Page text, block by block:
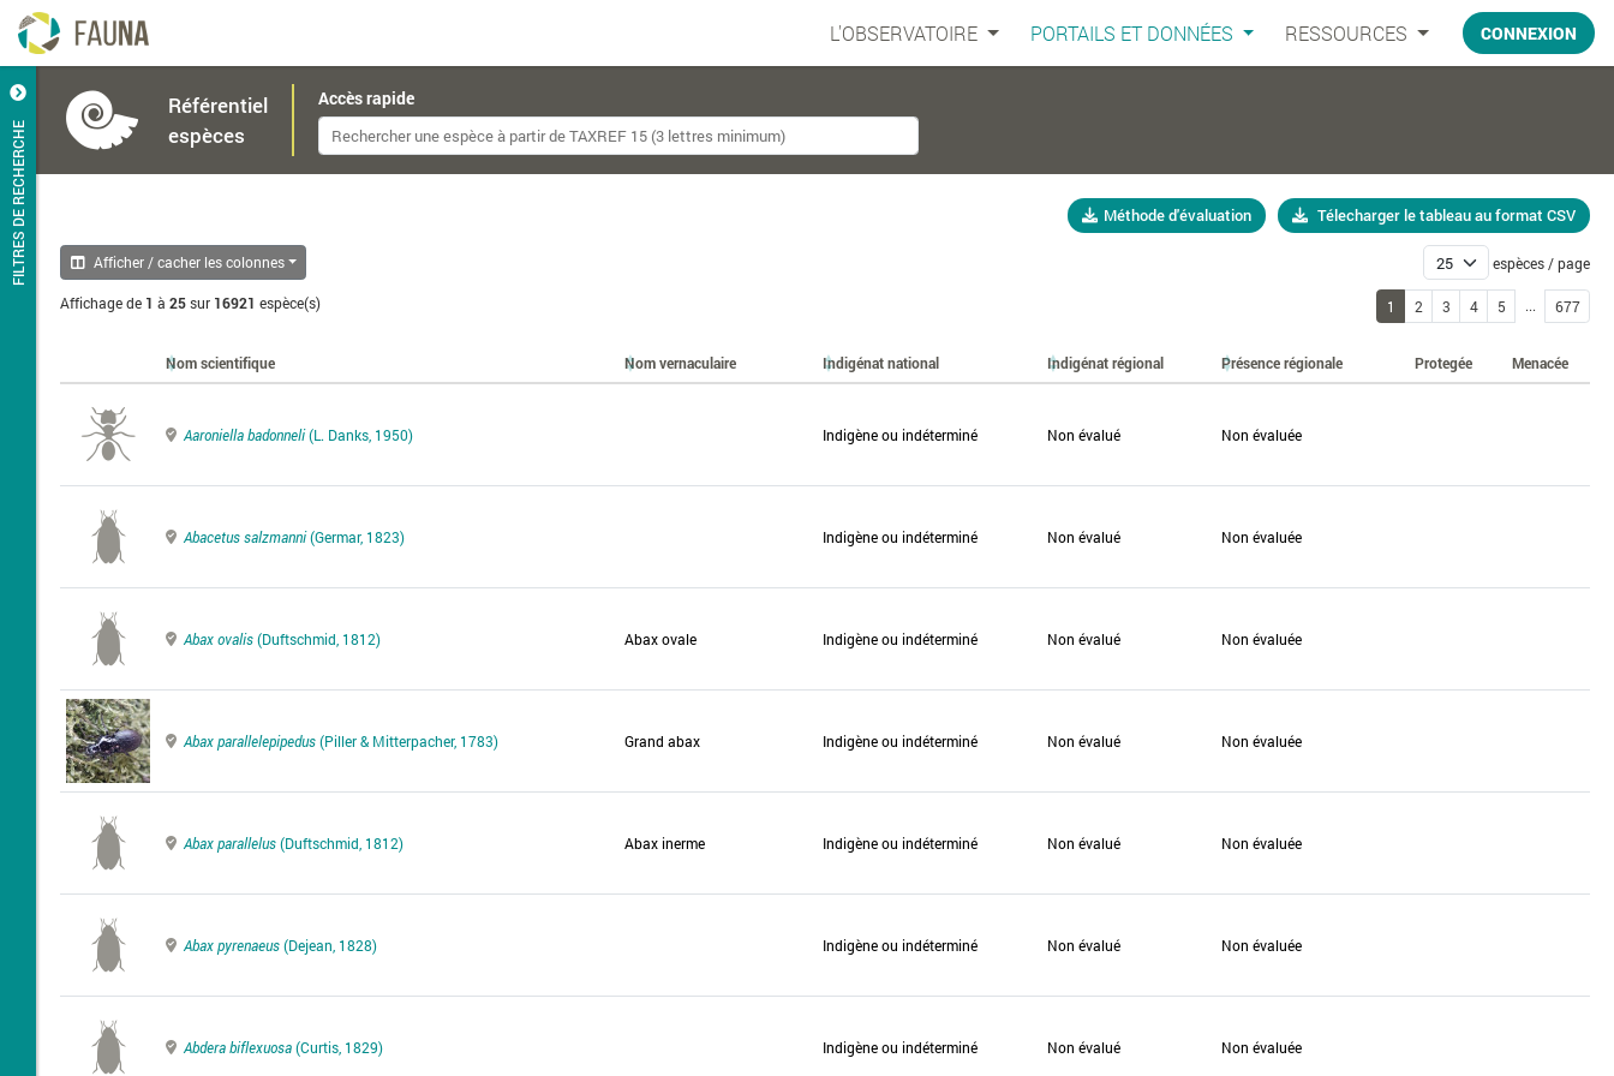
L'OBSERVATOIRE PORTAILS ET DONNÉES RESSOURCES CONNEXION
FILTRES DE RECHERCHE
Référentiel
espèces
Accès rapide
Méthode d'évaluation Télecharger le tableau au format CSV
Afficher / cacher les colonnes
Affichage de 1 à 25sur 16921 espèce(s)
espèces / page
1 2 3 4 5 ... 677
Nom scientifique Nom vernaculaire Indigénat national Indigénat régional Présence régionale Protegée Menacée
Aaroniella badonneli(L. Danks, 1950) Indigène ou indéterminé Non évalué Non évaluée
Abacetus salzmanni(Germar, 1823) Indigène ou indéterminé Non évalué Non évaluée
Abax ovalis(Duftschmid, 1812) Abax ovale Indigène ou indéterminé Non évalué Non évaluée
Abax parallelepipedus(Piller & Mitterpacher, 1783) Grand abax Indigène ou indéterminé Non évalué Non évaluée
Abax parallelus(Duftschmid, 1812) Abax inerme Indigène ou indéterminé Non évalué Non évaluée
Abax pyrenaeus(Dejean, 1828) Indigène ou indéterminé Non évalué Non évaluée
Abdera biflexuosa(Curtis, 1829) Indigène ou indéterminé Non évalué Non évaluée